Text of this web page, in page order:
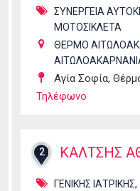
ΣΥΝΕΡΓΕΙΑ
ΜΟΤΟΣΙΚΛΕΤΑ
ΘΕΡΜΟ
Αγία Σοφία,
Τηλέφωνο
2 ΚΑΛΤΣΗΣ
ΓΕΝΙΚΗΣ ΙΑΤΡΙΚΗΣ,